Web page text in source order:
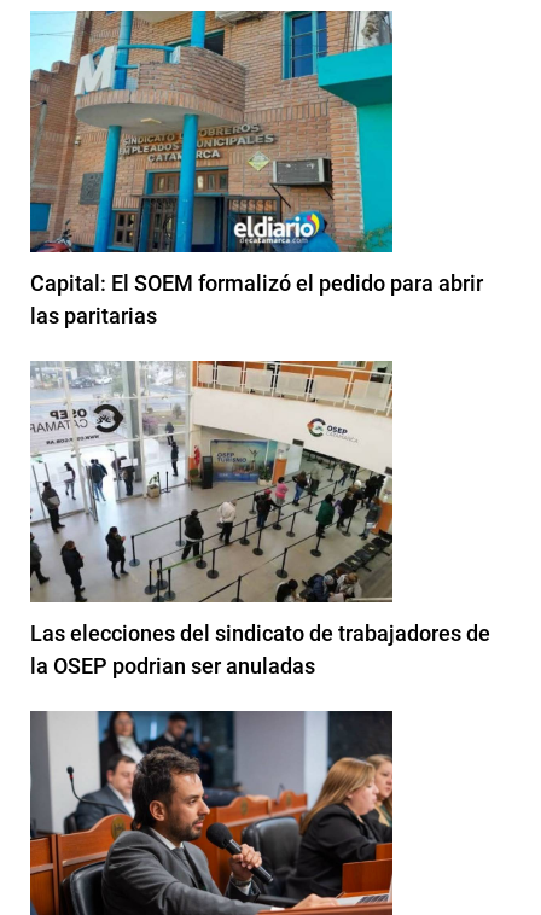
Capital: El SOEM formalizó el pedido para abrir
las paritarias
Las elecciones del sindicato de trabajadores de
la OSEP podrian ser anuladas